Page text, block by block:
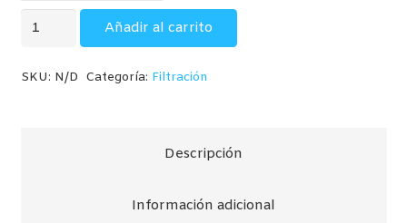
hasta
CUBIERTAS
ISOTERMICAS
Añadir al carrito
SKU: N/D Categoría: Filtración
Descripción
Información adicional